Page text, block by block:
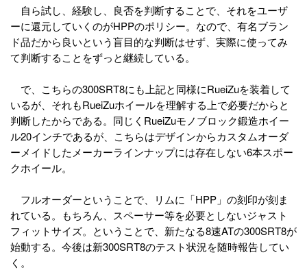
自ら試し、経験し、良否を判断することで、それをユーザ
ーに還元していくのがHPPのポリシー。なので、有名ブラン
ド品だから良いという盲目的な判断はせず、実際に使ってみ
て判断することをずっと継続している。
で、こちらの300SRT8にも上記と同様にRueiZuを装着して
いるが、それもRueiZuホイールを理解する上で必要だからと
判断したからである。同じくRueiZuモノブロック鍛造ホイー
ル20インチであるが、こちらはデザインからカスタムオーダ
ーメイドしたメーカーラインナップには存在しない6本スポー
クホイール。
フルオーダーということで、リムに「HPP」の刻印が刻ま
れている。もちろん、スペーサー等を必要としないジャスト
フィットサイズ。ということで、新たなる8速ATの300SRT8が
始動する。今後は新300SRT8のテスト状況を随時報告してい
く。